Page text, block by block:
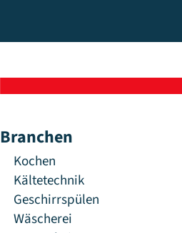
Branchen
Kochen
Kältetechnik
Geschirrspülen
Wäscherei